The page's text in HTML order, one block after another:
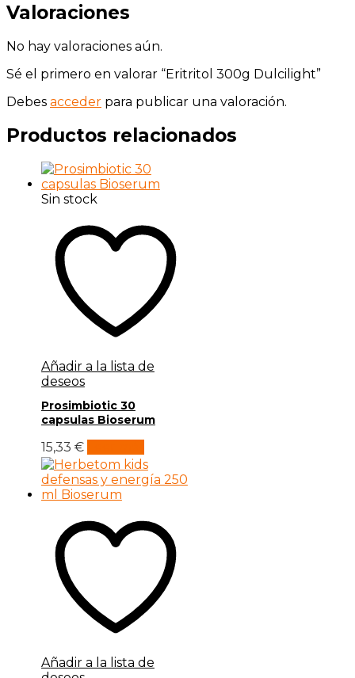
Valoraciones
No hay valoraciones aún.
Sé el primero en valorar “Eritritol 300g Dulcilight”
Debes acceder para publicar una valoración.
Productos relacionados
Sin stock
Añadir a la lista de
deseos
Prosimbiotic 30
capsulas Bioserum
15,33 €
Añadir a la lista de